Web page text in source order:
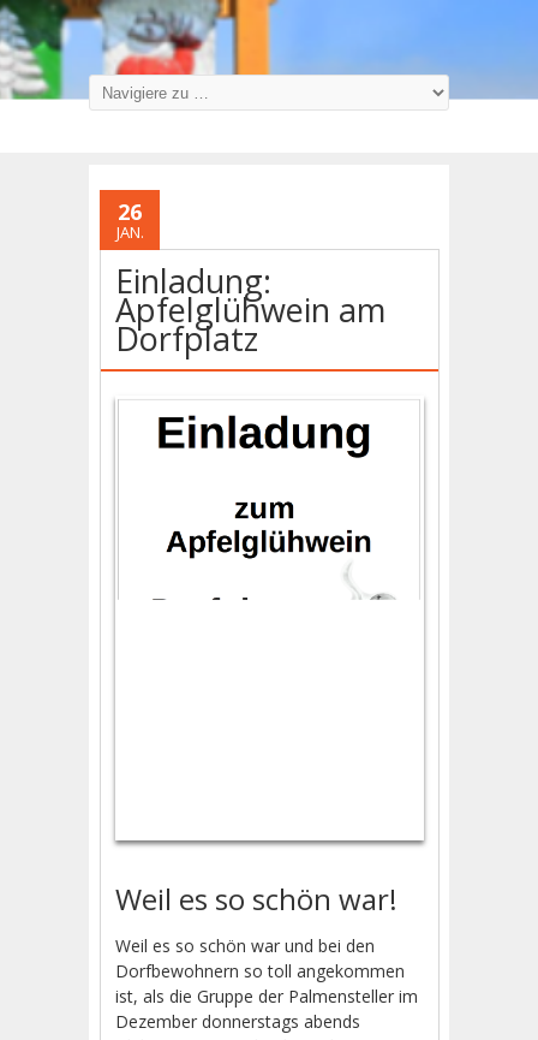
26
JAN.
Einladung:
Apfelglühwein am
Dorfplatz
Weil es so schön war!
Weil es so schön war und bei den
Dorfbewohnern so toll angekommen
ist, als die Gruppe der Palmensteller im
Dezember donnerstags abends